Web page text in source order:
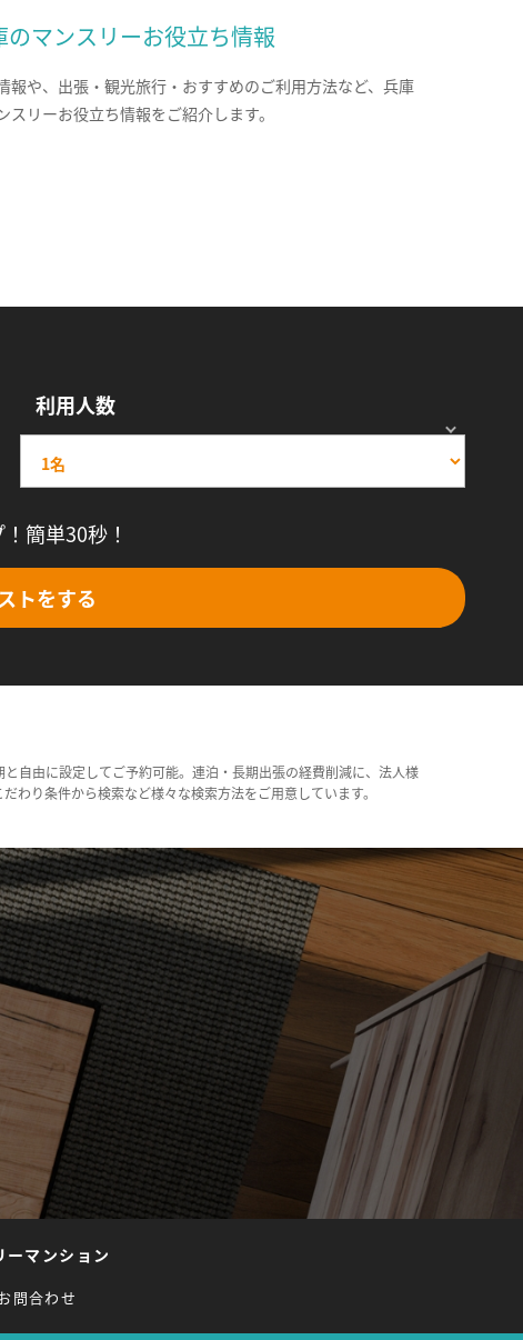
のマンスリーお役立ち情報
報や、出張・観光旅行・おすすめのご利用方法など、兵庫
スリーお役立ち情報をご紹介します。
利用人数
簡単30秒！
トをする
自由に設定してご予約可能。連泊・長期出張の経費削減に、法人様
わり条件から検索など様々な検索方法をご用意しています。
マンション
問合わせ